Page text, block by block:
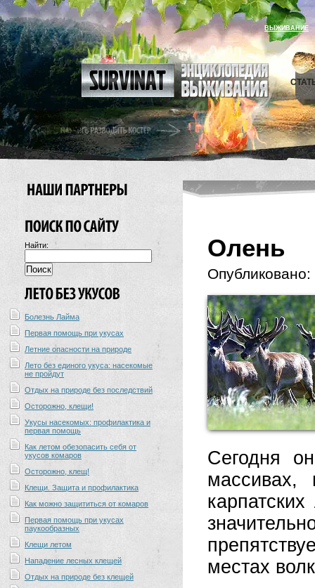
ВЫЖИВАНИЕ
Найти:
Болезнь Лайма
Первая помощь при укусах
Летние опасности на природе
Лето без единого укуса: насекомые
не пройдут
Отдых на природе без последствий
Осторожно, клещи!
Укусы насекомых: профилактика и
первая помощь
Как летом обезопасить себя от
укусов комаров
Осторожно, клещ!
Клещи. Защита и профилактика
Как можно защититься от комаров
Первая помощь при укусах
паукообразных
Клещи летом
Нападение лесных клещей
Отдых на природе без клещей
Олень
Опубликовано:
Сегодня
массивах,
местах